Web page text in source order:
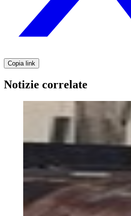
Copia link
Notizie correlate